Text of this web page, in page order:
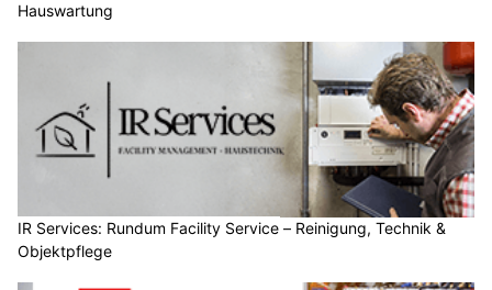
Hauswartung
IR Services: Rundum Facility Service – Reinigung, Technik &
Objektpflege